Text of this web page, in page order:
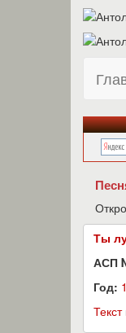
Ты
АСП
Год:
Текст